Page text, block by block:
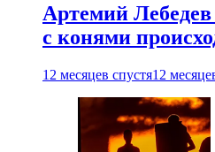
Артемий
с конями
12 месяцев спустя12